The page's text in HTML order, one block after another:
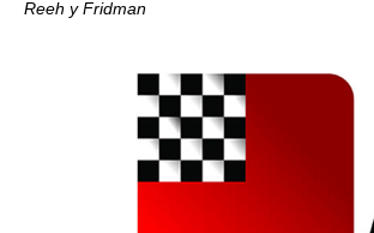
Reeh y Fridman